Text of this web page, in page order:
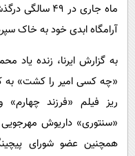
ماه جاری در
آرامگاه ابدی خود به خاک
به گزارش ایرنا، زنده یاد
«چه کسی امیر را کشت» به
ریز فیلم «فرزند
«سنتوری» داریوش مهرجویی
همچنین عضو شورای